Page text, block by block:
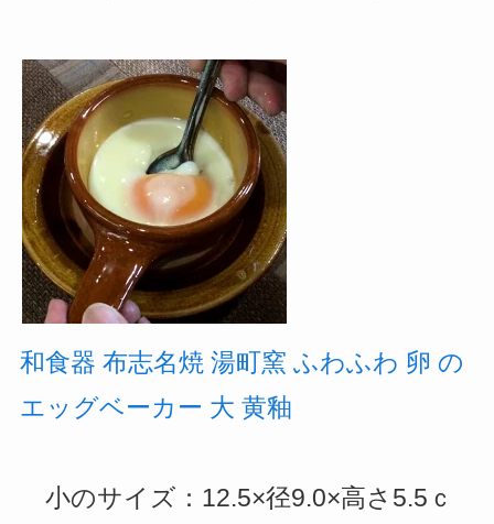
和食器 布志名焼 湯町窯 ふわふわ 卵 の
エッグベーカー 大 黄釉
小のサイズ：12.5×径9.0×高さ5.5ｃ